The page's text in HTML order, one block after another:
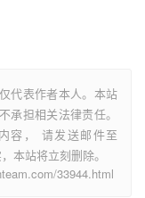
代表作者本人。本站
承担相关法律责任。
容， 请发送邮件至
本站将立刻删除。
33944.html